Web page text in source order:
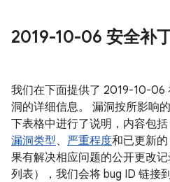
2019-10-06 安全补
我们在下面提供了 2019-10-06
洞的详细信息。 漏洞按所影响
下表格中进行了说明，内容包括
漏洞类型、 严重程度和已更新
果有解决相应问题的公开更改
列表），我们会将 bug ID 链接